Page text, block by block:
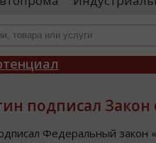
подписал
Федеральный закон